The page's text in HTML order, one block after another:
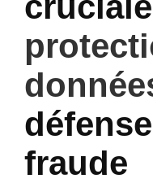
fraude